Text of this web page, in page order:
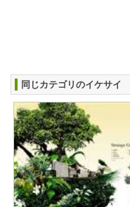
同じカテゴリのイケサイ